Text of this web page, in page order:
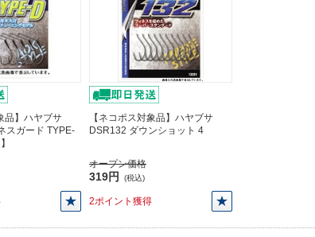
品】ハヤブサ
スガード TYPE-
【ネコポス対象品】ハヤブサ
DSR132 ダウンショット 4
オープン価格
319円 (税込)
2ポイント獲得